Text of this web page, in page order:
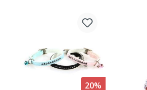
20%